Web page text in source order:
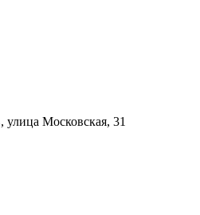
улица Московская, 31